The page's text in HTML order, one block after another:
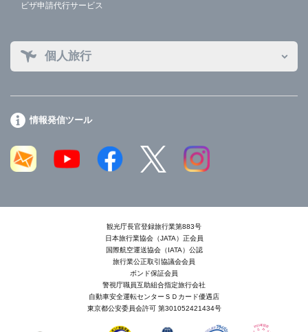
ビザ申請代行サービス
個人旅行
情報発信ツール
観光庁長官登録旅行業第883号
日本旅行業協会（JATA）正会員
国際航空運送協会（IATA）公認
旅行業公正取引協議会会員
ボンド保証会員
警視庁職員互助組合指定旅行会社
自動車安全運転センターＳＤカード優遇店
東京都公安委員会許可 第301052421434号